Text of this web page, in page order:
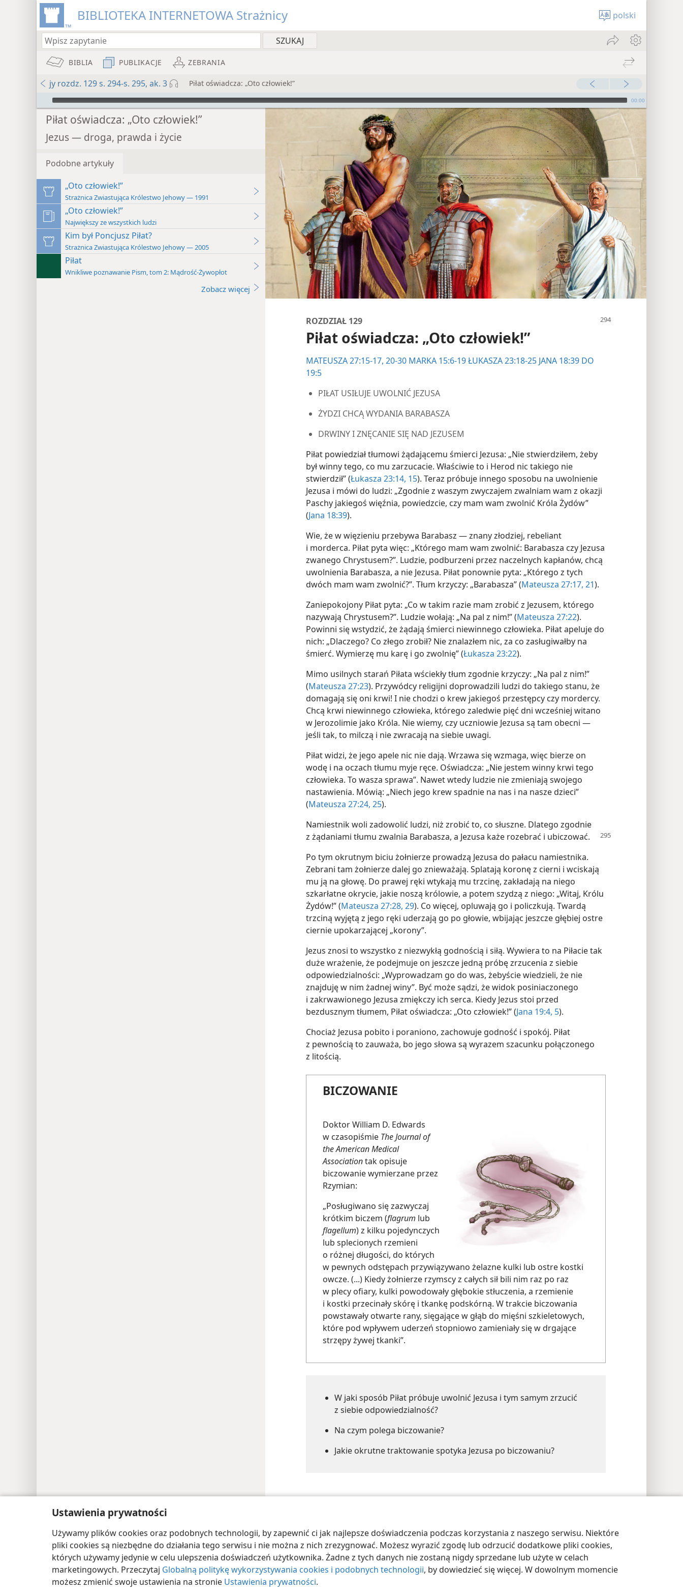
Ustawienia prywatności
Używamy plików cookies oraz podobnych technologii, by zapewnić ci jak najlepsze doświadczenia podczas korzystania z naszego serwisu. Niektóre
pliki cookies są niezbędne do działania tego serwisu i nie można z nich zrezygnować. Możesz wyrazić zgodę lub odrzucić dodatkowe pliki cookies,
których używamy jedynie w celu ulepszenia doświadczeń użytkownika. Żadne z tych danych nie zostaną nigdy sprzedane lub użyte w celach
marketingowych. Przeczytaj Globalną politykę wykorzystywania cookies i podobnych technologii, by dowiedzieć się więcej. W dowolnym momencie
możesz zmienić swoje ustawienia na stronie Ustawienia prywatności.
BIBLIOTEKA INTERNETOWA Strażnicy polski
BIBLIA PUBLIKACJE ZEBRANIA
jy rozdz. 129 s. 294-s. 295, ak. 3 Piłat oświadcza: „Oto człowiek!”
Audio Player 00:00
Piłat oświadcza: „Oto człowiek!”
Jezus — droga, prawda i życie
Podobne artykuły
„Oto człowiek!”
Strażnica Zwiastująca Królestwo Jehowy — 1991
„Oto człowiek!”
Największy ze wszystkich ludzi
Kim był Poncjusz Piłat?
Strażnica Zwiastująca Królestwo Jehowy — 2005
Piłat
Wnikliwe poznawanie Pism, tom 2: Mądrość-Żywopłot
Zobacz więcej
ROZDZIAŁ 129
Piłat oświadcza: „Oto człowiek!”
MATEUSZA 27:15-17, 20-30 MARKA 15:6-19ŁUKASZA 23:18-25 JANA 18:39 DO
19:5
PIŁAT USIŁUJE UWOLNIĆ JEZUSA
ŻYDZI CHCĄ WYDANIA BARABASZA
DRWINY I ZNĘCANIE SIĘ NAD JEZUSEM
Piłat powiedział tłumowi żądającemu śmierci Jezusa: „Nie stwierdziłem, żeby
był winny tego, co mu zarzucacie. Właściwie to i Herod nic takiego nie
stwierdził” (Łukasza 23:14, 15). Teraz próbuje innego sposobu na uwolnienie
Jezusa i mówi do ludzi: „Zgodnie z waszym zwyczajem zwalniam wam z okazji
Paschy jakiegoś więźnia, powiedzcie, czy mam wam zwolnić Króla Żydów”
(Jana 18:39).
Wie, że w więzieniu przebywa Barabasz — znany złodziej, rebeliant
i morderca. Piłat pyta więc: „Którego mam wam zwolnić: Barabasza czy Jezusa
zwanego Chrystusem?”. Ludzie, podburzeni przez naczelnych kapłanów, chcą
uwolnienia Barabasza, a nie Jezusa. Piłat ponownie pyta: „Którego z tych
dwóch mam wam zwolnić?”. Tłum krzyczy: „Barabasza” (Mateusza 27:17, 21).
Zaniepokojony Piłat pyta: „Co w takim razie mam zrobić z Jezusem, którego
nazywają Chrystusem?”. Ludzie wołają: „Na pal z nim!” (Mateusza 27:22).
Powinni się wstydzić, że żądają śmierci niewinnego człowieka. Piłat apeluje do
nich: „Dlaczego? Co złego zrobił? Nie znalazłem nic, za co zasługiwałby na
śmierć. Wymierzę mu karę i go zwolnię” (Łukasza 23:22).
Mimo usilnych starań Piłata wściekły tłum zgodnie krzyczy: „Na pal z nim!”
(Mateusza 27:23). Przywódcy religijni doprowadzili ludzi do takiego stanu, że
domagają się oni krwi! I nie chodzi o krew jakiegoś przestępcy czy mordercy.
Chcą krwi niewinnego człowieka, którego zaledwie pięć dni wcześniej witano
w Jerozolimie jako Króla. Nie wiemy, czy uczniowie Jezusa są tam obecni —
jeśli tak, to milczą i nie zwracają na siebie uwagi.
Piłat widzi, że jego apele nic nie dają. Wrzawa się wzmaga, więc bierze on
wodę i na oczach tłumu myje ręce. Oświadcza: „Nie jestem winny krwi tego
człowieka. To wasza sprawa”. Nawet wtedy ludzie nie zmieniają swojego
nastawienia. Mówią: „Niech jego krew spadnie na nas i na nasze dzieci”
(Mateusza 27:24, 25).
Namiestnik woli zadowolić ludzi, niż zrobić to, co słuszne. Dlatego zgodnie
z żądaniami tłumu zwalnia Barabasza, a Jezusa każe rozebrać i ubiczować.
Po tym okrutnym biciu żołnierze prowadzą Jezusa do pałacu namiestnika.
Zebrani tam żołnierze dalej go znieważają. Splatają koronę z cierni i wciskają
mu ją na głowę. Do prawej ręki wtykają mu trzcinę, zakładają na niego
szkarłatne okrycie, jakie noszą królowie, a potem szydzą z niego: „Witaj, Królu
Żydów!” (Mateusza 27:28, 29). Co więcej, opluwają go i policzkują. Twardą
trzciną wyjętą z jego ręki uderzają go po głowie, wbijając jeszcze głębiej ostre
ciernie upokarzającej „korony”.
Jezus znosi to wszystko z niezwykłą godnością i siłą. Wywiera to na Piłacie tak
duże wrażenie, że podejmuje on jeszcze jedną próbę zrzucenia z siebie
odpowiedzialności: „Wyprowadzam go do was, żebyście wiedzieli, że nie
znajduję w nim żadnej winy”. Być może sądzi, że widok posiniaczonego
i zakrwawionego Jezusa zmiękczy ich serca. Kiedy Jezus stoi przed
bezdusznym tłumem, Piłat oświadcza: „Oto człowiek!” (Jana 19:4, 5).
Chociaż Jezusa pobito i poraniono, zachowuje godność i spokój. Piłat
z pewnością to zauważa, bo jego słowa są wyrazem szacunku połączonego
z litością.
BICZOWANIE
Doktor William D. Edwards
w czasopiśmie The Journal of
the American Medical
Associationtak opisuje
biczowanie wymierzane przez
Rzymian:
„Posługiwano się zazwyczaj
krótkim biczem (flagrum lub
flagellum) z kilku pojedynczych
lub splecionych rzemieni
o różnej długości, do których
w pewnych odstępach przywiązywano żelazne kulki lub ostre kostki
owcze. (...) Kiedy żołnierze rzymscy z całych sił bili nim raz po raz
w plecy ofiary, kulki powodowały głębokie stłuczenia, a rzemienie
i kostki przecinały skórę i tkankę podskórną. W trakcie biczowania
powstawały otwarte rany, sięgające w głąb do mięśni szkieletowych,
które pod wpływem uderzeń stopniowo zamieniały się w drgające
strzępy żywej tkanki”.
W jaki sposób Piłat próbuje uwolnić Jezusa i tym samym zrzucić
z siebie odpowiedzialność?
Na czym polega biczowanie?
Jakie okrutne traktowanie spotyka Jezusa po biczowaniu?
Copyright © 2026 Watch Tower Bible and Tract Society of Pennsylvania Warunki użytkowania Polityka prywatności Ustawienia prywatności JW.ORG Zaloguj